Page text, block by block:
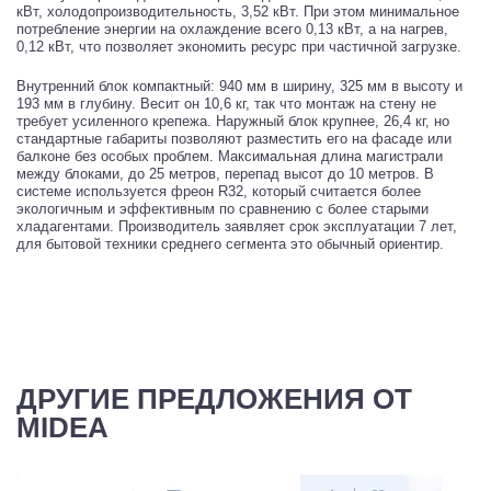
кВт, холодопроизводительность, 3,52 кВт. При этом минимальное
потребление энергии на охлаждение всего 0,13 кВт, а на нагрев,
0,12 кВт, что позволяет экономить ресурс при частичной загрузке.
Внутренний блок компактный: 940 мм в ширину, 325 мм в высоту и
193 мм в глубину. Весит он 10,6 кг, так что монтаж на стену не
требует усиленного крепежа. Наружный блок крупнее, 26,4 кг, но
стандартные габариты позволяют разместить его на фасаде или
балконе без особых проблем. Максимальная длина магистрали
между блоками, до 25 метров, перепад высот до 10 метров. В
системе используется фреон R32, который считается более
экологичным и эффективным по сравнению с более старыми
хладагентами. Производитель заявляет срок эксплуатации 7 лет,
для бытовой техники среднего сегмента это обычный ориентир.
ДРУГИЕ ПРЕДЛОЖЕНИЯ ОТ
MIDEA